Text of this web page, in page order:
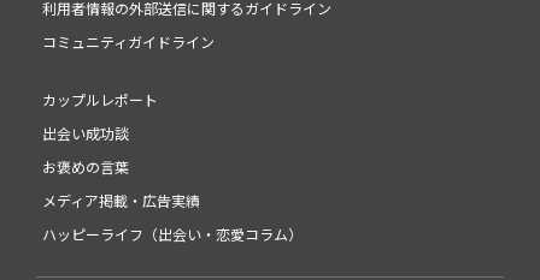
利用者情報の外部送信に関するガイドライン
コミュニティガイドライン
カップルレポート
出会い成功談
お褒めの言葉
メディア掲載・広告実績
ハッピーライフ（出会い・恋愛コラム）